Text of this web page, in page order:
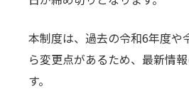
本制度は、過去の令和6年度や
ら変更点があるため、最新情
す。